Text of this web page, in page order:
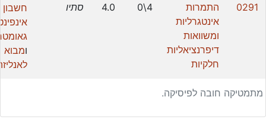
מתמטיקה חובה לפיסיקה.
0291
התמרות
אינטגרליות
ומשוואות
דיפרנציאליות
חלקיות
4\0
4.0 סתיו
חשבון
ומבוא